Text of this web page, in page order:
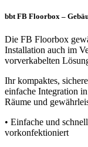
bbt FB Floorbox –
Die FB Floorbox
Installation auch im
vorverkabelten
Ihr kompaktes,
einfache Integration
Räume und
• Einfache und
vorkonfektioniert